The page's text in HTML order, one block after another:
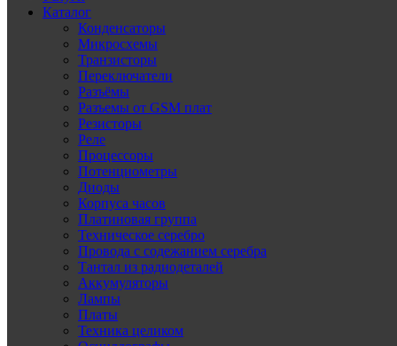
Каталог
Конденсаторы
Микросхемы
Транзисторы
Переключатели
Разъёмы
Разъемы от GSM плат
Резисторы
Реле
Процессоры
Потенциометры
Диоды
Корпуса часов
Платиновая группа
Техническое серебро
Провода с содежанием серебра
Тантал из радиодеталей
Аккумуляторы
Лампы
Платы
Техника целиком